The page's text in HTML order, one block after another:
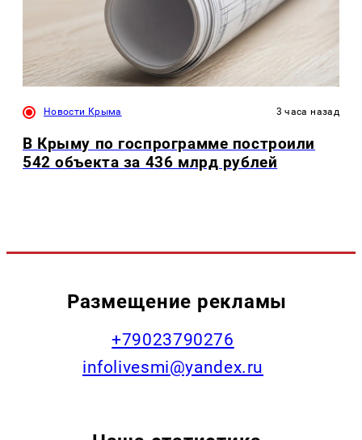
Новости Крыма 3 часа назад
В Крыму по госпрограмме построили
542 объекта за 436 млрд рублей
Размещение рекламы
+79023790276
infolivesmi@yandex.ru